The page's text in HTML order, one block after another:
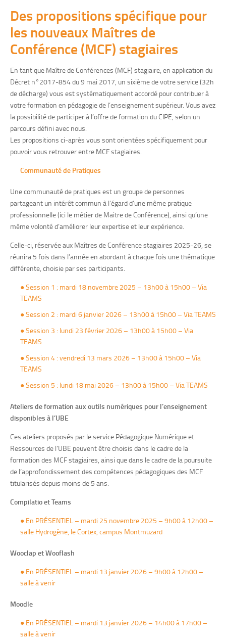
Des propositions spécifique pour
les nouveaux Maîtres de
Conférence (MCF) stagiaires
En tant que Maître de Conférences (MCF) stagiaire, en application du
Décret n°2017-854 du 9 mai 2017, un sixième de votre service (32h
de décharge) vous est systématiquement accordé pour contribuer à
votre formation en pédagogie de l’enseignement supérieur. Vous avez
la possibilité de participer à l’offre de formation du CIPE, selon un
parcours défini avec nous.
Les propositions ci-après vous sont orientées spécifiquement pour
pouvoir vous retrouver entre MCF stagiaires.
Communauté de Pratiques
Une communauté de pratiques est un groupe de personnes
partageant un intérêt commun à l’égard d’une même pratique
professionnelle (ici le métier de Maitre de Conférence), ainsi qu’une
même volonté d’améliorer leur expertise et leur expérience.
Celle-ci, réservée aux Maîtres de Conférence stagiaires 2025-26, se
réunira 5 fois dans l’année en abordant à chaque fois une thématique
différente, choisie par ses participants.
●Session 1 : mardi 18 novembre 2025 – 13h00 à 15h00 – Via
TEAMS
● Session 2 : mardi 6 janvier 2026 – 13h00 à 15h00 – Via TEAMS
● Session 3 : lundi 23 février 2026 – 13h00 à 15h00 – Via
TEAMS
● Session 4 : vendredi 13 mars 2026 – 13h00 à 15h00 – Via
TEAMS
● Session 5 : lundi 18 mai 2026 – 13h00 à 15h00 – Via TEAMS
Ateliers de formation aux outils numériques pour l’enseignement
disponibles à l’UBE
Ces ateliers proposés par le service Pédagogique Numérique et
Ressources de l’UBE peuvent être choisis dans le cadre de la
formation des MCF stagiaires, ainsi que dans le cadre de la poursuite
de l’approfondissement des compétences pédagogiques des MCF
titularisés depuis moins de 5 ans.
Compilatio et Teams
● En PRÉSENTIEL – mardi 25 novembre 2025 – 9h00 à 12h00 –
salle Hydrogène, le Cortex, campus Montmuzard
Wooclap et Wooflash
● En PRÉSENTIEL – mardi 13 janvier 2026 – 9h00 à 12h00 –
salle à venir
Moodle
● En PRÉSENTIEL – mardi 13 janvier 2026 – 14h00 à 17h00 –
salle à venir